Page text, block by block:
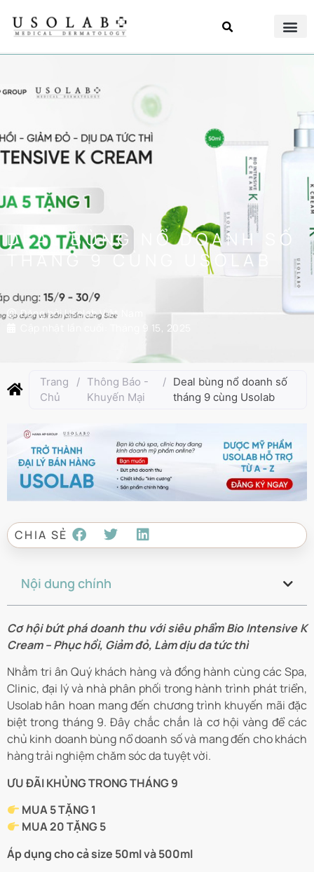
DEAL BÙNG NỔ DOANH SỐ
THÁNG 9 CÙNG USOLAB
Đăng bởiUsolab Việt Nam
Tháng 9 15, 2025
Trang
Chủ
/
Thông Báo -
Khuyến Mại
/ Deal bùng nổ doanh số
tháng 9 cùng Usolab
CHIA SẺ
Nội dung chính
Cơ hội bứt phá doanh thu với siêu phẩm Bio Intensive K
Cream – Phục hồi, Giảm đỏ, Làm dịu da tức thì
Nhằm tri ân Quý khách hàng và đồng hành cùng các Spa,
Clinic, đại lý và nhà phân phối trong hành trình phát triển,
Usolab hân hoan mang đến chương trình khuyến mãi đặc
biệt trong tháng 9. Đây chắc chắn là cơ hội vàng để các
chủ kinh doanh bùng nổ doanh số và mang đến cho khách
hàng trải nghiệm chăm sóc da tuyệt vời.
ƯU ĐÃI KHỦNG TRONG THÁNG 9
MUA 5 TẶNG 1
MUA 20 TẶNG 5
Áp dụng cho cả size 50ml và 500ml